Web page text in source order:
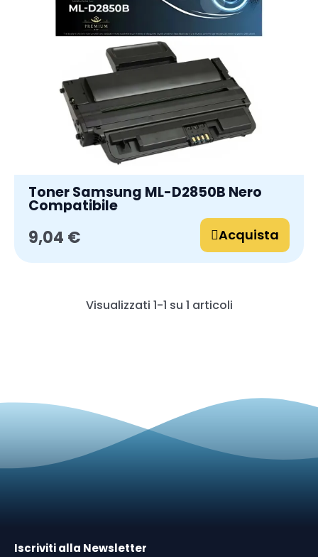
Toner Samsung ML-D2850B Nero
Compatibile
9,04 € Acquista
Visualizzati 1-1 su 1 articoli
Iscriviti alla Newsletter